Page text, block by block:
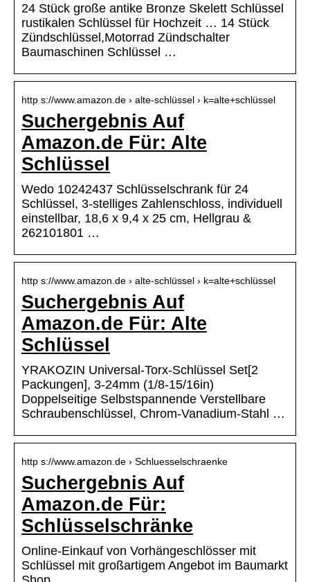
24 Stück große antike Bronze Skelett Schlüssel
rustikalen Schlüssel für Hochzeit … 14 Stück
Zündschlüssel,Motorrad Zündschalter
Baumaschinen Schlüssel …
http s://www.amazon.de › alte-schlüssel › k=alte+schlüssel
Suchergebnis Auf
Amazon.de Für: Alte
Schlüssel
Wedo 10242437 Schlüsselschrank für 24
Schlüssel, 3-stelliges Zahlenschloss, individuell
einstellbar, 18,6 x 9,4 x 25 cm, Hellgrau &
262101801 …
http s://www.amazon.de › alte-schlüssel › k=alte+schlüssel
Suchergebnis Auf
Amazon.de Für: Alte
Schlüssel
YRAKOZIN Universal-Torx-Schlüssel Set[2
Packungen], 3-24mm (1/8-15/16in)
Doppelseitige Selbstspannende Verstellbare
Schraubenschlüssel, Chrom-Vanadium-Stahl …
http s://www.amazon.de › Schluesselschraenke
Suchergebnis Auf
Amazon.de Für:
Schlüsselschränke
Online-Einkauf von Vorhängeschlösser mit
Schlüssel mit großartigem Angebot im Baumarkt